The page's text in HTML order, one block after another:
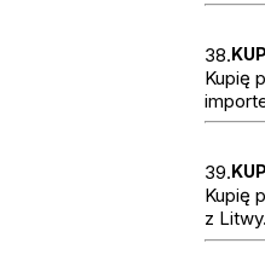
38.
Kupię
39.
Kupię
z Litwy.